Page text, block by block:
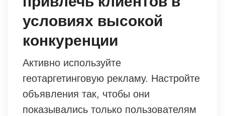
условиях высокой
конкуренции
Активно используйте
геотаргетинговую рекламу. Настройте
объявления так, чтобы они
показывались только пользователям